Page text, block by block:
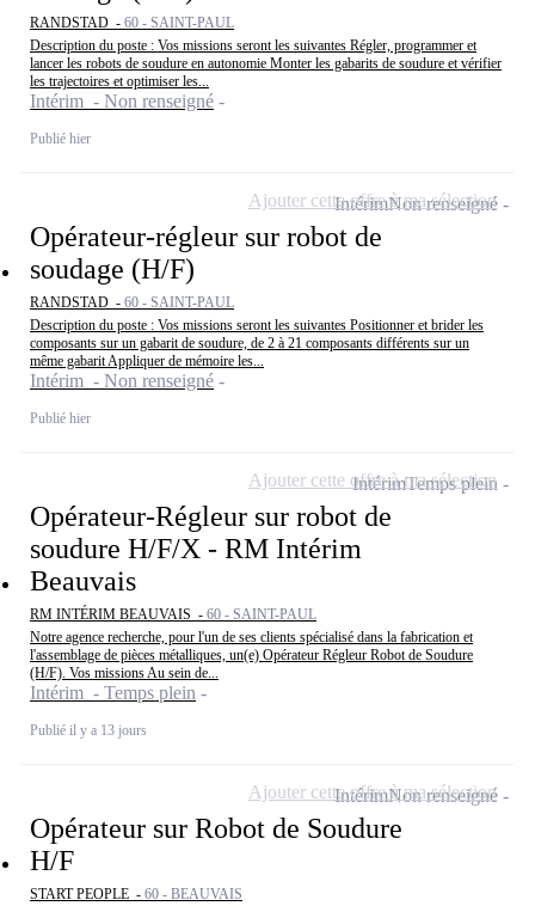
RANDSTAD - 60 - SAINT-PAUL
Description du poste : Vos missions seront les suivantes Régler, programmer et
lancer les robots de soudure en autonomie Monter les gabarits de soudure et vérifier
les trajectoires et optimiser les...
Intérim - Non renseigné
Publié hier
Opérateur-régleur sur robot de
soudage (H/F)
RANDSTAD - 60 - SAINT-PAUL
Description du poste : Vos missions seront les suivantes Positionner et brider les
composants sur un gabarit de soudure, de 2 à 21 composants différents sur un
même gabarit Appliquer de mémoire les...
Intérim - Non renseigné
Publié hier
IntérimNon renseigné
Ajouter cette offre à ma sélection
Opérateur-Régleur sur robot de
soudure H/F/X - RM Intérim
Beauvais
RM INTÉRIM BEAUVAIS - 60 - SAINT-PAUL
Notre agence recherche, pour l'un de ses clients spécialisé dans la fabrication et
l'assemblage de pièces métalliques, un(e) Opérateur Régleur Robot de Soudure
(H/F). Vos missions Au sein de...
Intérim - Temps plein
Publié il y a 13 jours
IntérimTemps plein
Ajouter cette offre à ma sélection
Opérateur sur Robot de Soudure
H/F
START PEOPLE - 60 - BEAUVAIS
IntérimNon renseigné
Ajouter cette offre à ma sélection